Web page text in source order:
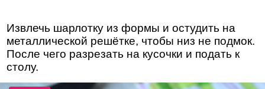
Извлечь шарлотку из формы и остудить на
металлической решётке, чтобы низ не подмок.
После чего разрезать на кусочки и подать к
столу.